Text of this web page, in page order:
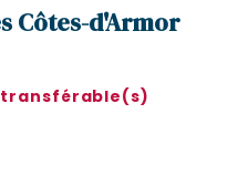
Côtes-d'Armor
transférable(s)